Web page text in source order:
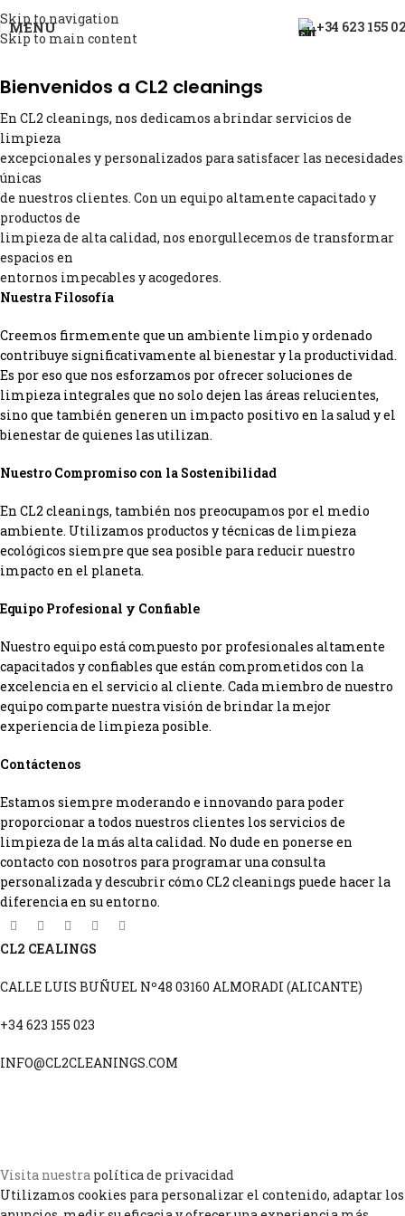
Skip to navigation
Skip to main content
MENU +34 623 155
Bienvenidos a CL2 cleanings
En CL2 cleanings, nos dedicamos a brindar servicios de
limpieza
excepcionales y personalizados para satisfacer las necesidades
únicas
de nuestros clientes. Con un equipo altamente capacitado y
productos de
limpieza de alta calidad, nos enorgullecemos de transformar
espacios en
entornos impecables y acogedores.
Nuestra Filosofía
Creemos firmemente que un ambiente limpio y ordenado
contribuye significativamente al bienestar y la productividad.
Es por eso que nos esforzamos por ofrecer soluciones de
limpieza integrales que no solo dejen las áreas relucientes,
sino que también generen un impacto positivo en la salud y el
bienestar de quienes las utilizan.
Nuestro Compromiso con la Sostenibilidad
En CL2 cleanings, también nos preocupamos por el medio
ambiente. Utilizamos productos y técnicas de limpieza
ecológicos siempre que sea posible para reducir nuestro
impacto en el planeta.
Equipo Profesional y Confiable
Nuestro equipo está compuesto por profesionales altamente
capacitados y confiables que están comprometidos con la
excelencia en el servicio al cliente. Cada miembro de nuestro
equipo comparte nuestra visión de brindar la mejor
experiencia de limpieza posible.
Contáctenos
Estamos siempre moderando e innovando para poder
proporcionar a todos nuestros clientes los servicios de
limpieza de la más alta calidad. No dude en ponerse en
contacto con nosotros para programar una consulta
personalizada y descubrir cómo CL2 cleanings puede hacer la
diferencia en su entorno.
CL2 CEALINGS
CALLE LUIS BUÑUEL Nº48 03160 ALMORADI (ALICANTE)
+34 623 155 023
INFO@CL2CLEANINGS.COM
Visita nuestra política de privacidad
Utilizamos cookies para personalizar el contenido, adaptar los